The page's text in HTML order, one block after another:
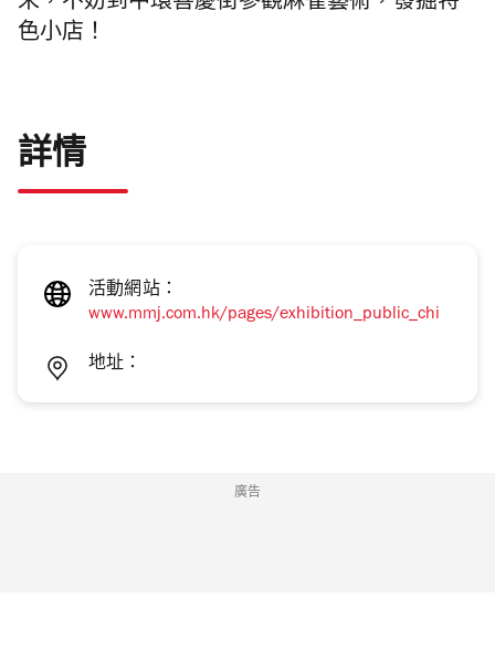
末，不妨到中環善慶街參觀麻雀藝術，發掘特
色小店！
詳情
活動網站：
www.mmj.com.hk/pages/exhibition_public_chi
地址：
廣告